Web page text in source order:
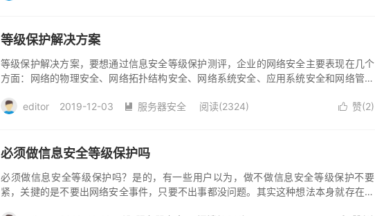
等级保护解决方案
等级保护解决方案，要想通过信息安全等级保护测评，企业的网络安全主要表现在几个
方面：网络的物理安全、网络拓扑结构安全、网络系统安全、应用系统安全和网络管理
editor
2019-12-03  服务器安全 阅读(2324)  赞(2)
必须做信息安全等级保护吗
必须做信息安全等级保护吗？是的，有一些用户以为，做不做信息安全等级保护不要
紧，关揵的是不要出网络安全事件，只要不出事都没问题。其实这种想法本身就存在很